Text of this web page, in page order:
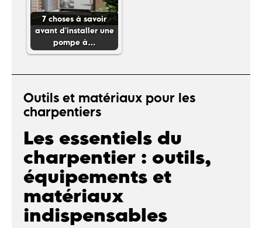
7 choses à savoir
avant d'installer une
pompe à…
Outils et matériaux pour les
charpentiers
Les essentiels du
charpentier : outils,
équipements et
matériaux
indispensables